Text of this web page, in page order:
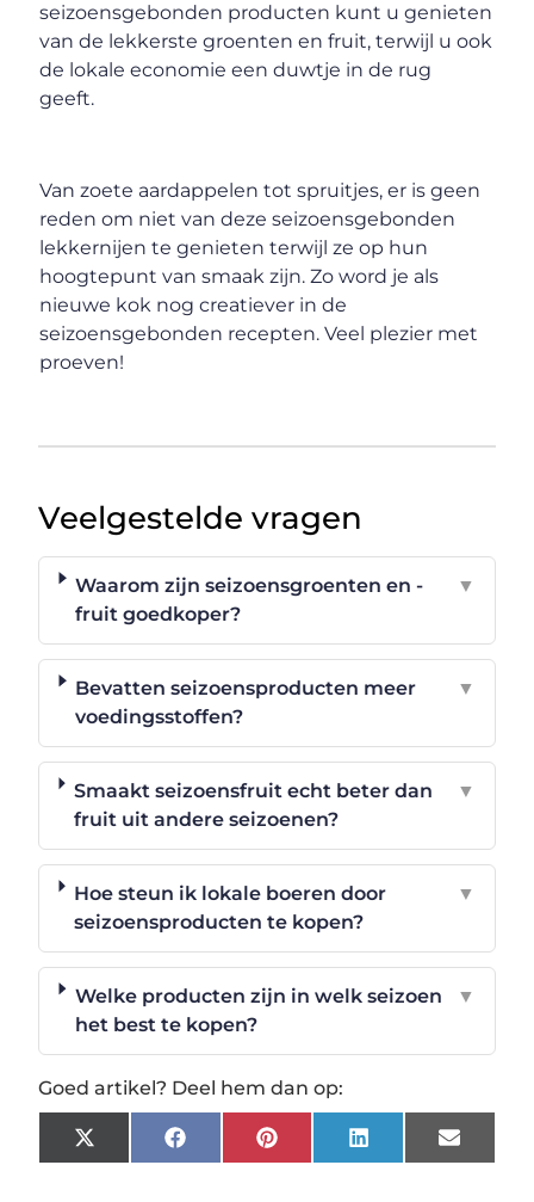
seizoensgebonden producten kunt u genieten
van de lekkerste groenten en fruit, terwijl u ook
de lokale economie een duwtje in de rug
geeft.
Van zoete aardappelen tot spruitjes, er is geen
reden om niet van deze seizoensgebonden
lekkernijen te genieten terwijl ze op hun
hoogtepunt van smaak zijn. Zo word je als
nieuwe kok nog creatiever in de
seizoensgebonden recepten. Veel plezier met
proeven!
Veelgestelde vragen
Waarom zijn seizoensgroenten en -
fruit goedkoper?
▼
Bevatten seizoensproducten meer
voedingsstoffen?
▼
Smaakt seizoensfruit echt beter dan
fruit uit andere seizoenen?
▼
Hoe steun ik lokale boeren door
seizoensproducten te kopen?
▼
Welke producten zijn in welk seizoen
het best te kopen?
▼
Goed artikel? Deel hem dan op:
X
(Twitter)
FacebookPinterestLinkedInEmail